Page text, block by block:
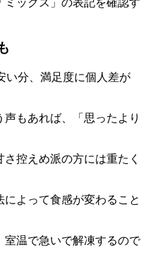
ックス」の表記を確認す
い分、満足度に個人差が
もあれば、「思ったより
控えめ派の方には重たく
よって食感が変わること
温で急いで解凍するので